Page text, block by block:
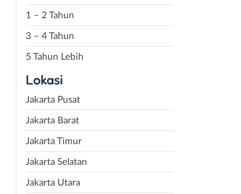
1 – 2 Tahun
3 – 4 Tahun
5 Tahun Lebih
Lokasi
Jakarta Pusat
Jakarta Barat
Jakarta Timur
Jakarta Selatan
Jakarta Utara